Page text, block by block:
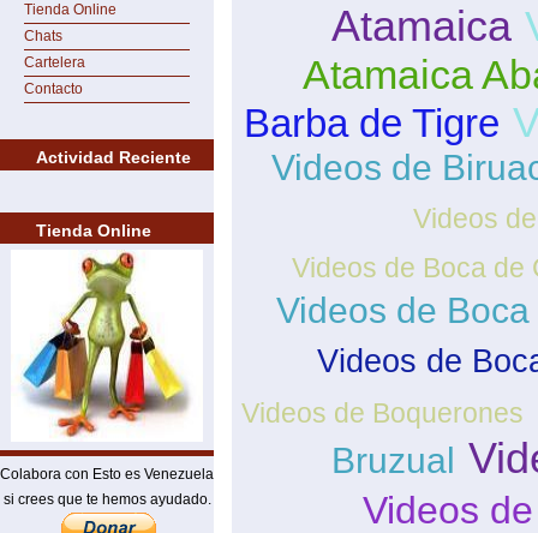
Tienda Online
Chats
Cartelera
Contacto
Actividad Reciente
Tienda Online
Colabora con Esto es Venezuela
si crees que te hemos ayudado.
Atamaica
Atamaica
Barba de Tigre
Videos de
Videos
Videos de Boca de
Videos de
Videos de
Videos de Boquerones
Bruzual
Videos